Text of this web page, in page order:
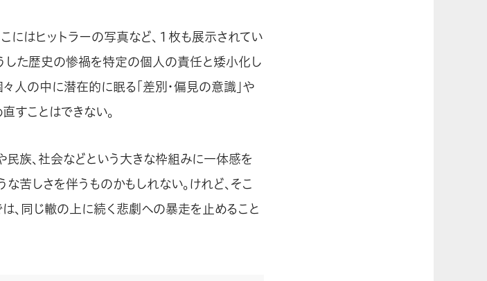
にはヒットラーの写真など、１枚も展示されてい
うした歴史の惨禍を特定の個人の責任と矮小化し
人の中に潜在的に眠る「差別・偏見の意識」や
すことはできない。
族、社会などという大きな枠組みに一体感を
苦しさを伴うものかもしれない。けれど、そこ
、同じ轍の上に続く悲劇への暴走を止めること